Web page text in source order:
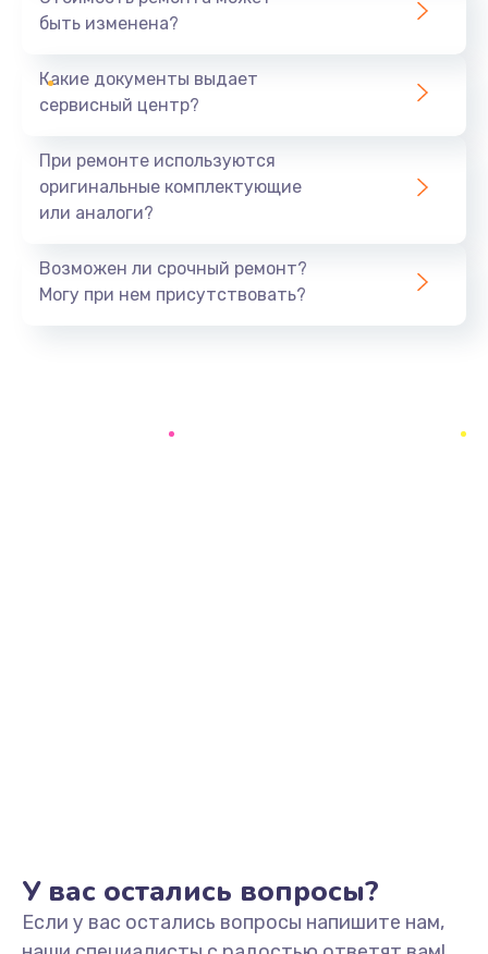
Ремонт южного моста
Замена батарейки BIOS
Заказать
Ремонт цепи питания
Замена/Pемонт карбюратора
быть изменена?
Какие документы выдает
сервисный центр?
При ремонте используются
оригинальные комплектующие
или аналоги?
Возможен ли срочный ремонт?
Могу при нем присутствовать?
У вас остались вопросы?
Если у вас остались вопросы напишите нам,